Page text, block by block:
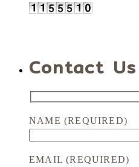
Contact Us
NAME (REQUIRED)
EMAIL (REQUIRED)